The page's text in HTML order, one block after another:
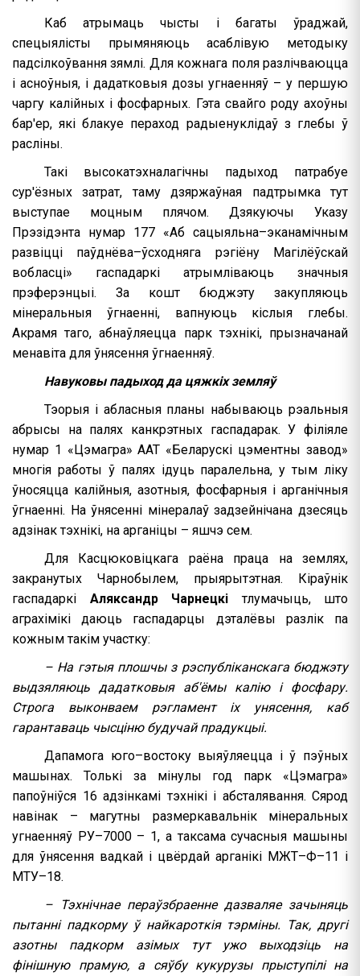
Каб атрымаць чысты і багаты ўраджай,
спецыялісты прымяняюць асаблівую методыку
падсілкоўвання зямлі. Для кожнага поля разлічваюцца
і асноўныя, і дадатковыя дозы угнаенняў – у першую
чаргу калійных і фосфарных. Гэта свайго роду ахоўны
бар'ер, які блакуе пераход радыенуклідаў з глебы ў
расліны.
Такі высокатэхналагічны падыход патрабуе
сур'ёзных затрат, таму дзяржаўная падтрымка тут
выступае моцным плячом. Дзякуючы Указу
Прэзідэнта нумар 177 «Аб сацыяльна–эканамічным
развіцці паўднёва–ўсходняга рэгіёну Магілёўскай
вобласці» гаспадаркі атрымліваюць значныя
прэферэнцыі. За кошт бюджэту закупляюць
мінеральныя ўгнаенні, вапнуюць кіслыя глебы.
Акрамя таго, абнаўляецца парк тэхнікі, прызначанай
менавіта для ўнясення ўгнаенняў.
Навуковы падыход да цяжкіх земляў
Тэорыя і абласныя планы набываюць рэальныя
абрысы на палях канкрэтных гаспадарак. У філіяле
нумар 1 «Цэмагра» ААТ «Беларускі цэментны завод»
многія работы ў палях ідуць паралельна, у тым ліку
ўносяцца калійныя, азотныя, фосфарныя і арганічныя
ўгнаенні. На ўнясенні мінералаў задзейнічана дзесяць
адзінак тэхнікі, на арганіцы – яшчэ сем.
Для Касцюковіцкага раёна праца на землях,
закранутых Чарнобылем, прыярытэтная. Кіраўнік
гаспадаркі Аляксандр Чарнецкі тлумачыць, што
аграхімікі даюць гаспадарцы дэталёвы разлік па
кожным такім участку:
– На гэтыя плошчы з рэспубліканскага бюджэту
выдзяляюць дадатковыя аб'ёмы калію і фосфару.
Строга выконваем рэгламент іх унясення, каб
гарантаваць чысціню будучай прадукцыі.
Дапамога юго–востоку выяўляецца і ў пэўных
машынах. Толькі за мінулы год парк «Цэмагра»
папоўніўся 16 адзінкамі тэхнікі і абсталявання. Сярод
навінак – магутны размеркавальнік мінеральных
угнаенняў РУ–7000 – 1, а таксама сучасныя машыны
для ўнясення вадкай і цвёрдай арганікі МЖТ–Ф–11 і
МТУ–18.
– Тэхнічнае пераўзбраенне дазваляе зачыняць
пытанні падкорму ў найкароткія тэрміны. Так, другі
азотны падкорм азімых тут ужо выходзіць на
фінішную прамую, а сяўбу кукурузы прыступілі на